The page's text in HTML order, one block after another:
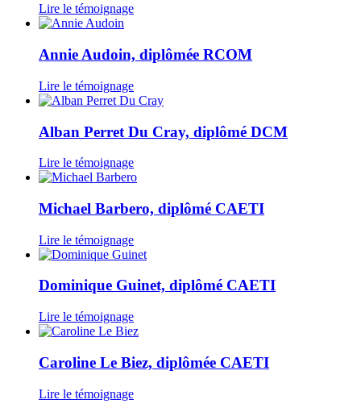
Lire le témoignage
Annie Audoin, diplômée RCOM
Lire le témoignage
Alban Perret Du Cray, diplômé DCM
Lire le témoignage
Michael Barbero, diplômé CAETI
Lire le témoignage
Dominique Guinet, diplômé CAETI
Lire le témoignage
Caroline Le Biez, diplômée CAETI
Lire le témoignage